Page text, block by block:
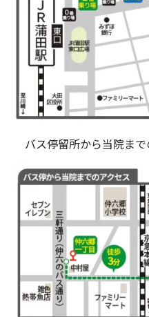
バス停留所から当院ま